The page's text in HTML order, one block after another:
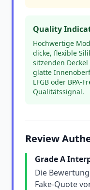
Quality
Hochwertige
dicke, flexible
sitzenden
glatte
LFGB oder BPA-
Qualitätssignal.
Review
Grade A
Die
Fake-Quote